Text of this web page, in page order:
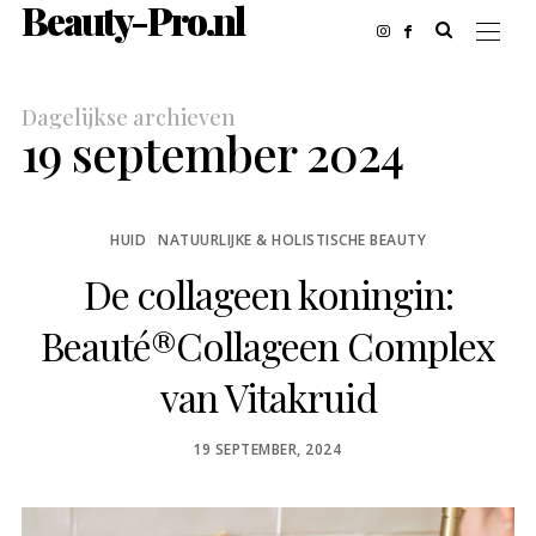
Beauty-Pro.nl
Dagelijkse archieven
19 september 2024
HUID NATUURLIJKE & HOLISTISCHE BEAUTY
De collageen koningin:
Beauté®Collageen Complex
van Vitakruid
POSTED
19 SEPTEMBER, 2024